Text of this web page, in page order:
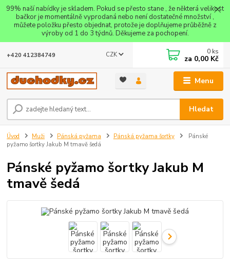
99% naší nabídky je skladem. Pokud se přesto stane , že některá velikost
bačkor je momentálně vyprodaná nebo není dostatečné množství ,
můžete položku přesto objednat, protože je doplňujeme průběžně z
výroby od 1 do 3 týdnů. Děkujeme za pochopení.
Menu
CZK
Hledat
+420 412384749 0 ks
za 0,00 Kč
Úvod Muži Pánská pyžama Pánská pyžama šortky
Pánské
pyžamo šortky Jakub M tmavě šedá
Pánské pyžamo šortky Jakub M
tmavě šedá